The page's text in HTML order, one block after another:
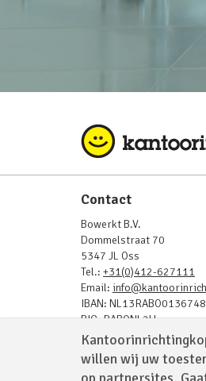
willen wij uw
Contact
Bowerkt B.V.
Dommelstraat 70
5347 JL Oss
Tel.: +31(0)412-627111
Email:
IBAN:
BIC: RABONL2U
BTW: NL819843908B01
KvK: 17232025